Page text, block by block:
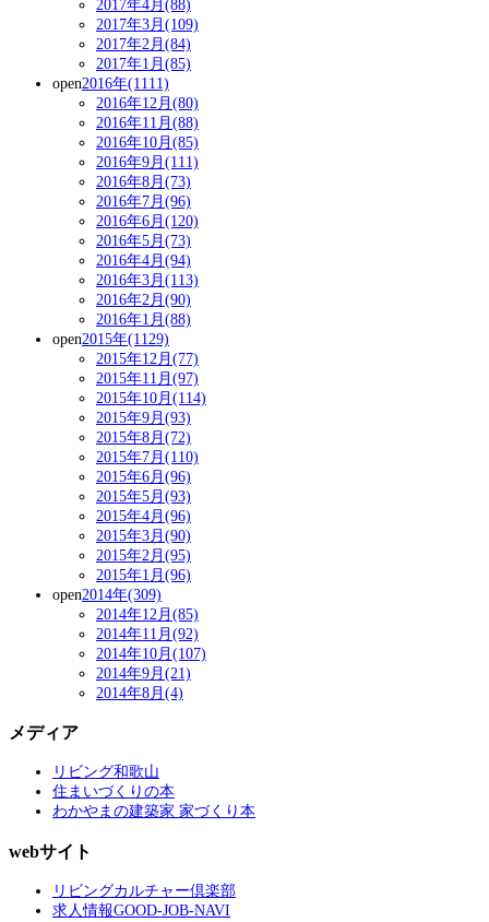
2017年4月(88)
2017年3月(109)
2017年2月(84)
2017年1月(85)
open2016年(1111)
2016年12月(80)
2016年11月(88)
2016年10月(85)
2016年9月(111)
2016年8月(73)
2016年7月(96)
2016年6月(120)
2016年5月(73)
2016年4月(94)
2016年3月(113)
2016年2月(90)
2016年1月(88)
open2015年(1129)
2015年12月(77)
2015年11月(97)
2015年10月(114)
2015年9月(93)
2015年8月(72)
2015年7月(110)
2015年6月(96)
2015年5月(93)
2015年4月(96)
2015年3月(90)
2015年2月(95)
2015年1月(96)
open2014年(309)
2014年12月(85)
2014年11月(92)
2014年10月(107)
2014年9月(21)
2014年8月(4)
メディア
リビング和歌山
住まいづくりの本
わかやまの建築家 家づくり本
webサイト
リビングカルチャー倶楽部
求人情報GOOD-JOB-NAVI